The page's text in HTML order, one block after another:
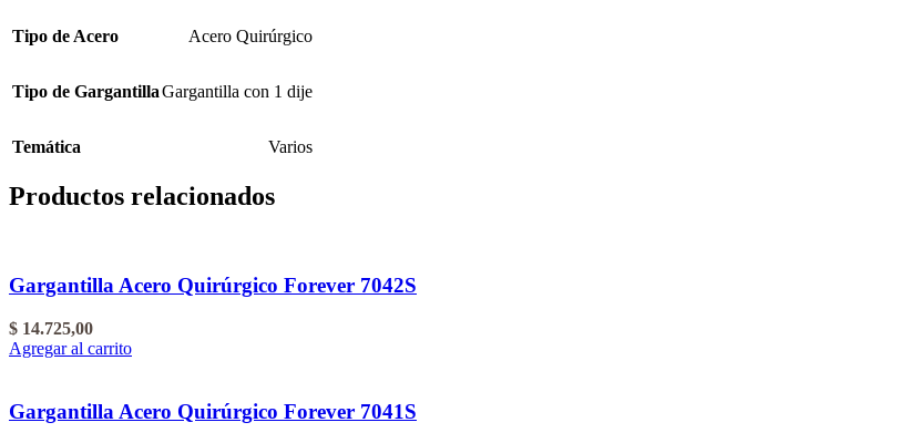
Tipo de Acero Acero Quirúrgico
Tipo de GargantillaGargantilla con 1 dije
Temática Varios
Productos relacionados
Gargantilla Acero Quirúrgico Forever 7042S
$ 14.725,00
Agregar al carrito
Gargantilla Acero Quirúrgico Forever 7041S